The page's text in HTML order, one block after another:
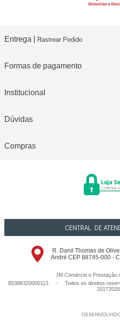
Entrega | Rastrear Pedido
Formas de pagamento
Institucional
Dúvidas
Compras
CENTRAL DE
R. Danil Thomas de
André CEP 88745-000 -
JM Comércio e Prestação
85388320000113 - Todos os direitos
20172026